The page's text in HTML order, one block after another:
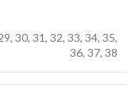
, 30, 31, 32, 33, 34, 35,
36, 37, 38